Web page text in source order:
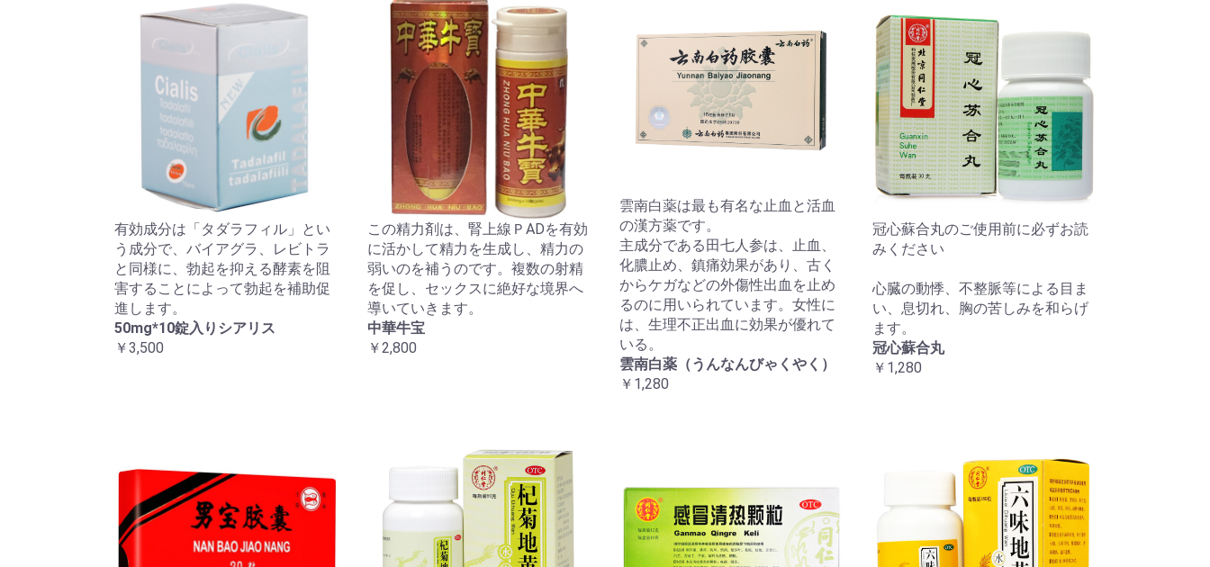
有効成分は「タダラフィル」とい
う成分で、バイアグラ、レビトラ
と同様に、勃起を抑える酵素を阻
害することによって勃起を補助促
進します。
50mg*10錠入りシアリス
￥3,500
この精力剤は、腎上線ＰADを有効
に活かして精力を生成し、精力の
弱いのを補うのです。複数の射精
を促し、セックスに絶好な境界へ
導いていきます。
中華牛宝
￥2,800
雲南白薬は最も有名な止血と活血
の漢方薬です。
主成分である田七人参は、止血、
化膿止め、鎮痛効果があり、古く
からケガなどの外傷性出血を止め
るのに用いられています。女性に
は、生理不正出血に効果が優れて
いる。
雲南白薬（うんなんびゃくやく）
￥1,280
冠心蘇合丸のご使用前に必ずお読
みください
心臓の動悸、不整脈等による目ま
い、息切れ、胸の苦しみを和らげ
ます。
冠心蘇合丸
￥1,280